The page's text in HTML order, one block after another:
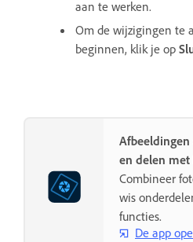
aan te werken.
Om de wijzigingen te
beginnen, klik je op
en delen met
Combineer
wis
functies.
De app